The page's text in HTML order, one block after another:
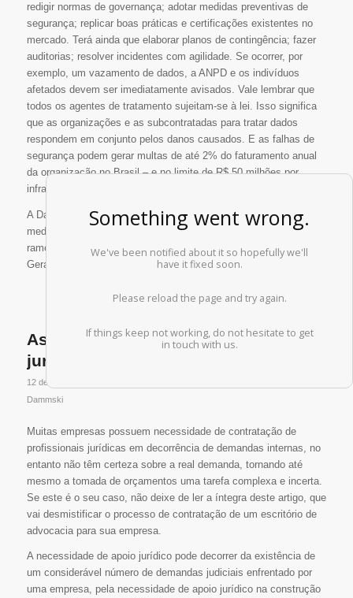
redigir normas de governança; adotar medidas preventivas de
segurança; replicar boas práticas e certificações existentes no
mercado. Terá ainda que elaborar planos de contingência; fazer
auditorias; resolver incidentes com agilidade. Se ocorrer, por
exemplo, um vazamento de dados, a ANPD e os indivíduos
afetados devem ser imediatamente avisados. Vale lembrar que
todos os agentes de tratamento sujeitam-se à lei. Isso significa
que as organizações e as subcontratadas para tratar dados
respondem em conjunto pelos danos causados. E as falhas de
segurança podem gerar multas de até 2% do faturamento anual
da organização no Brasil – e no limite de R$ 50 milhões por
infração.
A Dammski & Machado conta com expertise para a gestão de
medidas atinentes à adequação de empresas dos mais variados
ramos às exigências decorrentes da entrada em vigor da Lei
Geral de Proteção de Dados.
Assessoria jurídica ou consultoria
jurídica?
12 de agosto de 2020
Dammski
Muitas empresas possuem necessidade de contratação de
profissionais jurídicas em decorrência de demandas internas, no
entanto não têm certeza sobre a real demanda, tornando até
mesmo a tomada de orçamentos uma tarefa complexa e incerta.
Se este é o seu caso, não deixe de ler a íntegra deste artigo, que
vai desmistificar o processo de contratação de um escritório de
advocacia para sua empresa.
A necessidade de apoio jurídico pode decorrer da existência de
um considerável número de demandas judiciais enfrentado por
uma empresa, pela necessidade de apoio jurídico na construção